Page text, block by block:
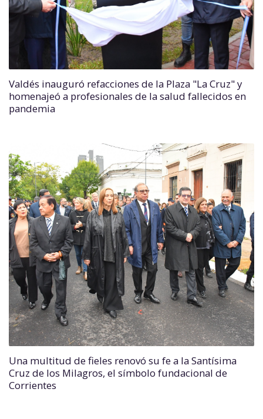
Valdés inauguró refacciones de la Plaza "La Cruz" y
homenajeó a profesionales de la salud fallecidos en
pandemia
Una multitud de fieles renovó su fe a la Santísima
Cruz de los Milagros, el símbolo fundacional de
Corrientes